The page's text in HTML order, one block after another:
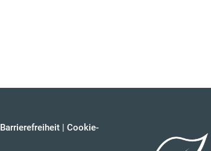
Barrierefreiheit | Cookie-